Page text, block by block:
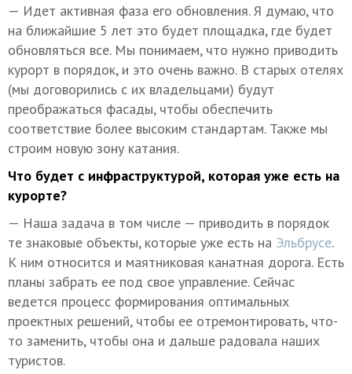
— Идет активная фаза его обновления. Я думаю, что
на ближайшие 5 лет это будет площадка, где будет
обновляться все. Мы понимаем, что нужно приводить
курорт в порядок, и это очень важно. В старых отелях
(мы договорились с их владельцами) будут
преображаться фасады, чтобы обеспечить
соответствие более высоким стандартам. Также мы
строим новую зону катания.
Что будет с инфраструктурой, которая уже есть на
курорте?
— Наша задача в том числе — приводить в порядок
те знаковые объекты, которые уже есть на Эльбрусе.
К ним относится и маятниковая канатная дорога. Есть
планы забрать ее под свое управление. Сейчас
ведется процесс формирования оптимальных
проектных решений, чтобы ее отремонтировать, что-
то заменить, чтобы она и дальше радовала наших
туристов.